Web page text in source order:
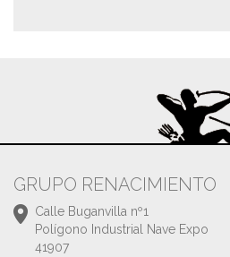
GRUPO RENACIMIENTO
Calle Buganvilla nº1
Polígono Industrial Nave Expo
41907